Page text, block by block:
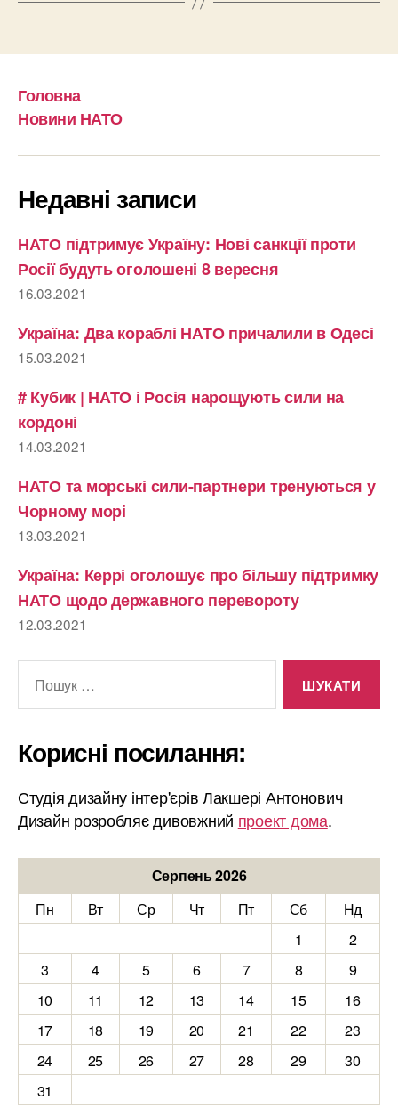
Головна
Новини НАТО
Недавні записи
НАТО підтримує Україну: Нові санкції проти
Росії будуть оголошені 8 вересня
16.03.2021
Україна: Два кораблі НАТО причалили в Одесі
15.03.2021
# Кубик | НАТО і Росія нарощують сили на
кордоні
14.03.2021
НАТО та морські сили-партнери тренуються у
Чорному морі
13.03.2021
Україна: Керрі оголошує про більшу підтримку
НАТО щодо державного перевороту
12.03.2021
Корисні посилання:
Студія дизайну інтер'єрів Лакшері Антонович
Дизайн розробляє дивовжний проект дома.
Серпень 2026
Пн
Вт Ср Чт Пт Сб
Нд
1
2
3
4 5 6 7 8
9
10
11 12 13 14 15
16
17
18 19 20 21 22
23
24
25 26 27 28 29
30
31